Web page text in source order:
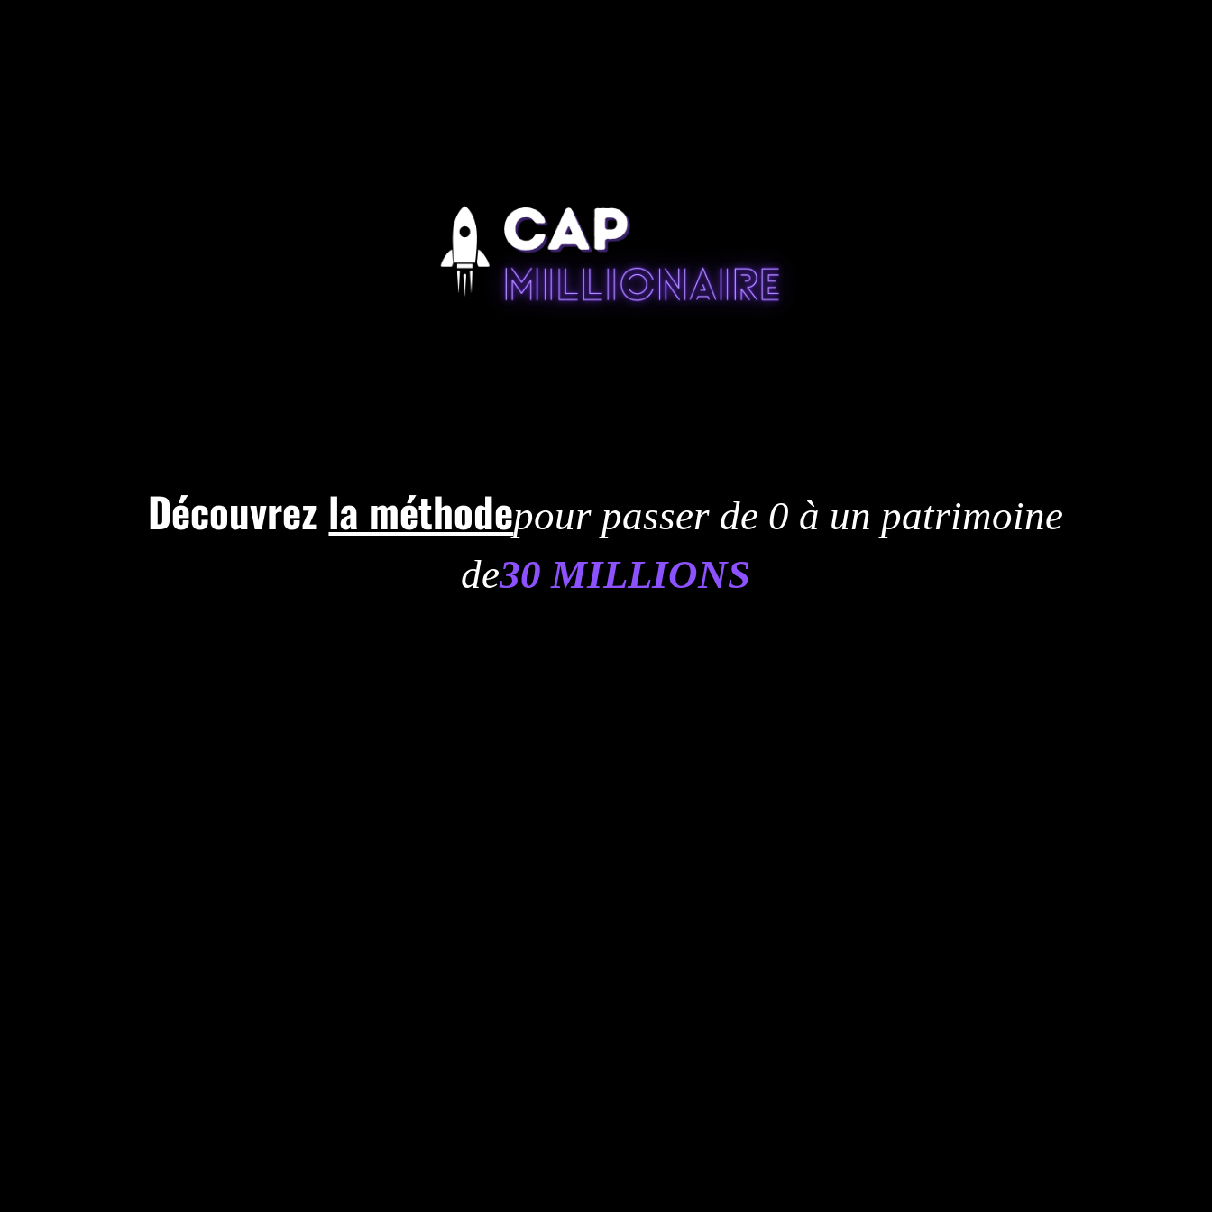
Découvrez la méthodepour passer de 0 à un patrimoine
de30 MILLIONS